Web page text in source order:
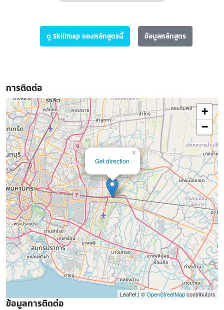
ดู Skillmap ของหลักสูตรนี้ ข้อมูลหลักสูตร
การติดต่อ
Get direction
×
+
−
Leaflet | ©OpenStreetMapcontributors
ข้อมูลการติดต่อ